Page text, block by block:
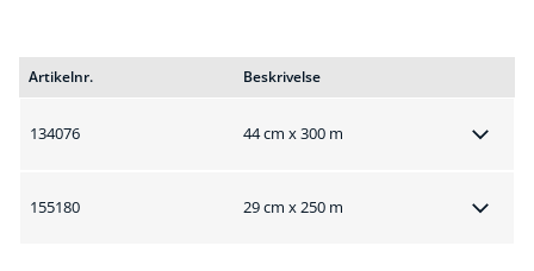
Artikelnr. Beskrivelse
134076 44 cm x 300 m
155180 29 cm x 250 m